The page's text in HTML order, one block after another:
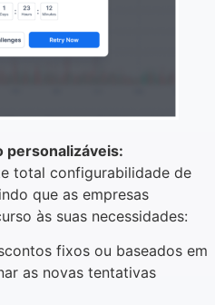
personalizáveis:
total configurabilidade de
que as empresas
às suas necessidades:
fixos ou baseados em
as novas tentativas